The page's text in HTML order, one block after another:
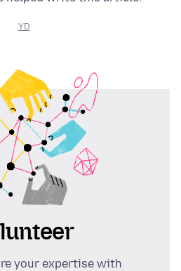
YD
your expertise with